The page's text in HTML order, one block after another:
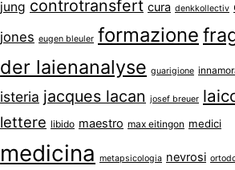
jung controtransfert cura denkkollectiv
jones eugen bleuler formazione
der laienanalyse guarigione
isteria jacques lacan josef breuer
lettere libido maestro max eitingon medici
medicina metapsicologia nevrosi